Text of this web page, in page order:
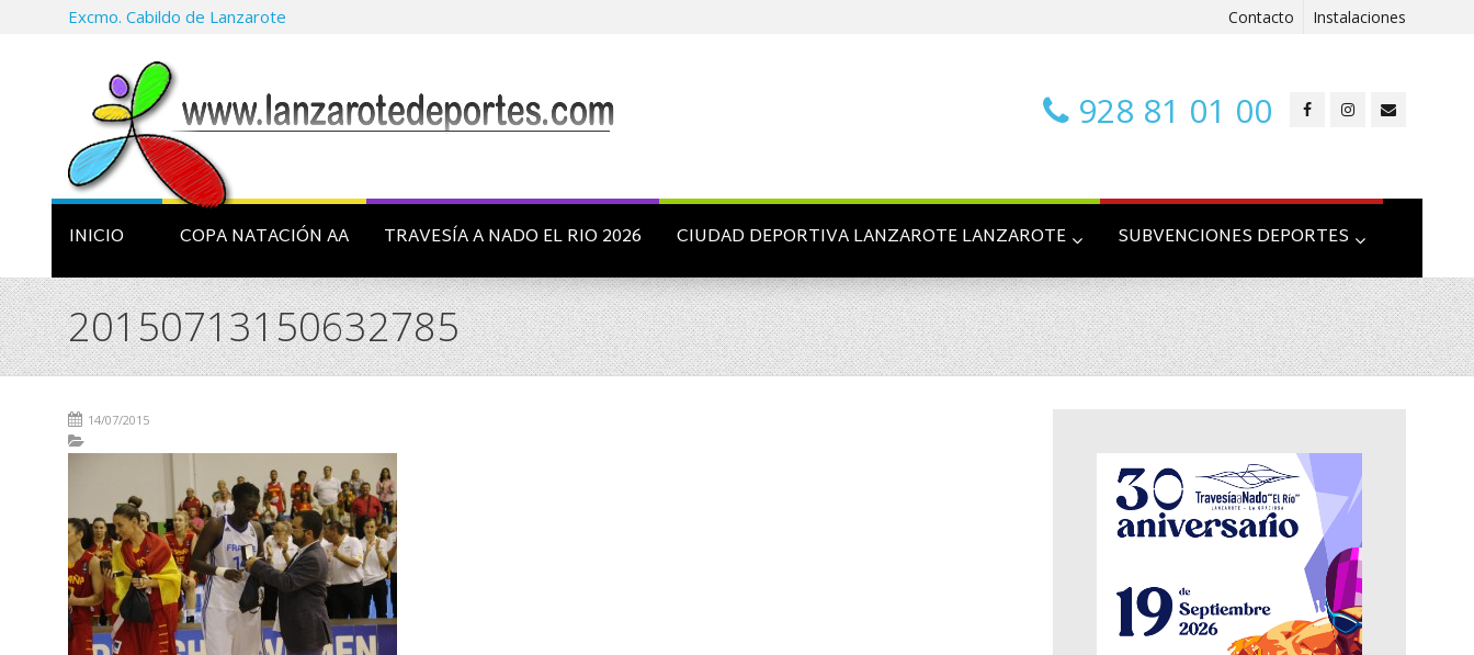
Excmo. Cabildo de Lanzarote Contacto Instalaciones
928 81 01 00
INICIO COPA NATACIÓN AA TRAVESÍA A NADO EL RIO 2026 CIUDAD DEPORTIVA LANZAROTE LANZAROTE SUBVENCIONES DEPORTES
20150713150632785
14/07/2015